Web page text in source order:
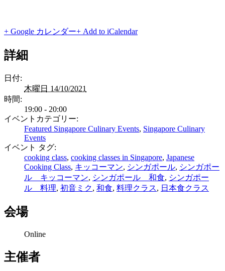
+ Google カレンダー+ Add to iCalendar
詳細
日付:
木曜日 14/10/2021
時間:
19:00 - 20:00
イベントカテゴリー:
Featured Singapore Culinary Events, Singapore Culinary
Events
イベント タグ:
cooking class, cooking classes in Singapore, Japanese
Cooking Class, キッコーマン, シンガポール, シンガポー
ル キッコーマン, シンガポール 和食, シンガポー
ル 料理, 初音ミク, 和食, 料理クラス, 日本食クラス
会場
Online
主催者